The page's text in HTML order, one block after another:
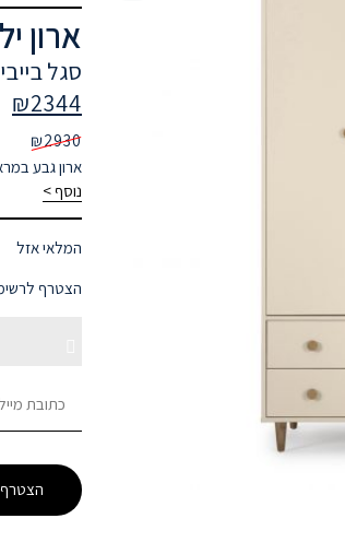
ארון
סגל בייבי
₪2344
₪2930
ארון גבע
נוסף >
המלאי אזל
הצטרף
your
email
to
join